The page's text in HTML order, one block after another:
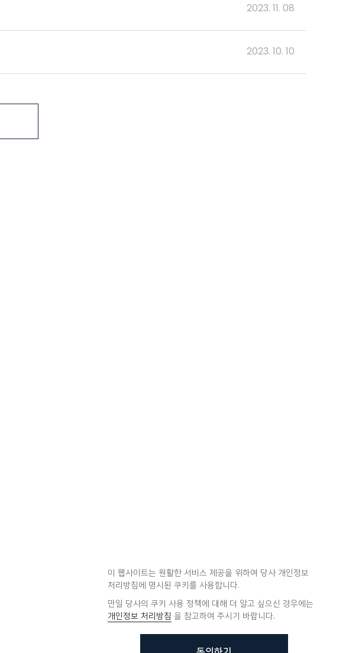
2023. 11. 08
2023. 10. 10
이 웹사이트는 원활한 서비스 제공을 위하여 당사 개인정보
처리방침에 명시된 쿠키를 사용합니다.
만일 당사의 쿠키 사용 정책에 대해 더 알고 싶으신 경우에는
개인정보 처리방침 을 참고하여 주시기 바랍니다.